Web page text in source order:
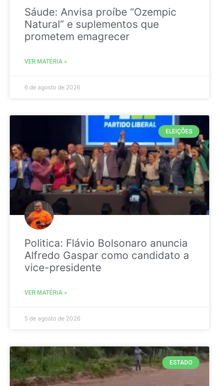
Sáude: Anvisa proíbe “Ozempic
Natural” e suplementos que
prometem emagrecer
VER MATÉRIA »
6 de agosto de 2026
ELEIÇÕES
Politica: Flávio Bolsonaro anuncia
Alfredo Gaspar como candidato a
vice-presidente
VER MATÉRIA »
5 de agosto de 2026
ESTADO